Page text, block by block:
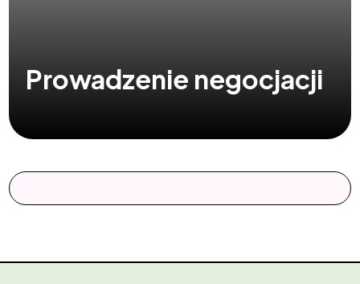
Prowadzenie negocjacji